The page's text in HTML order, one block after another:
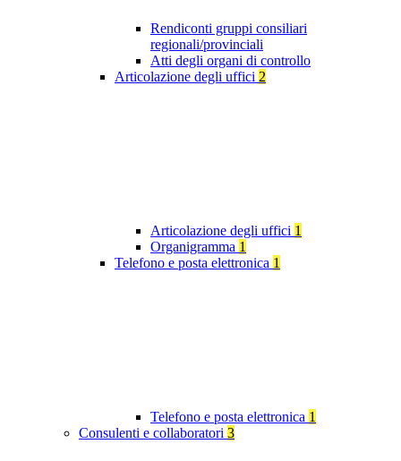
Rendiconti gruppi consiliari
regionali/provinciali
Atti degli organi di controllo
Articolazione degli uffici 2
Articolazione degli uffici 1
Organigramma 1
Telefono e posta elettronica 1
Telefono e posta elettronica 1
Consulenti e collaboratori 3